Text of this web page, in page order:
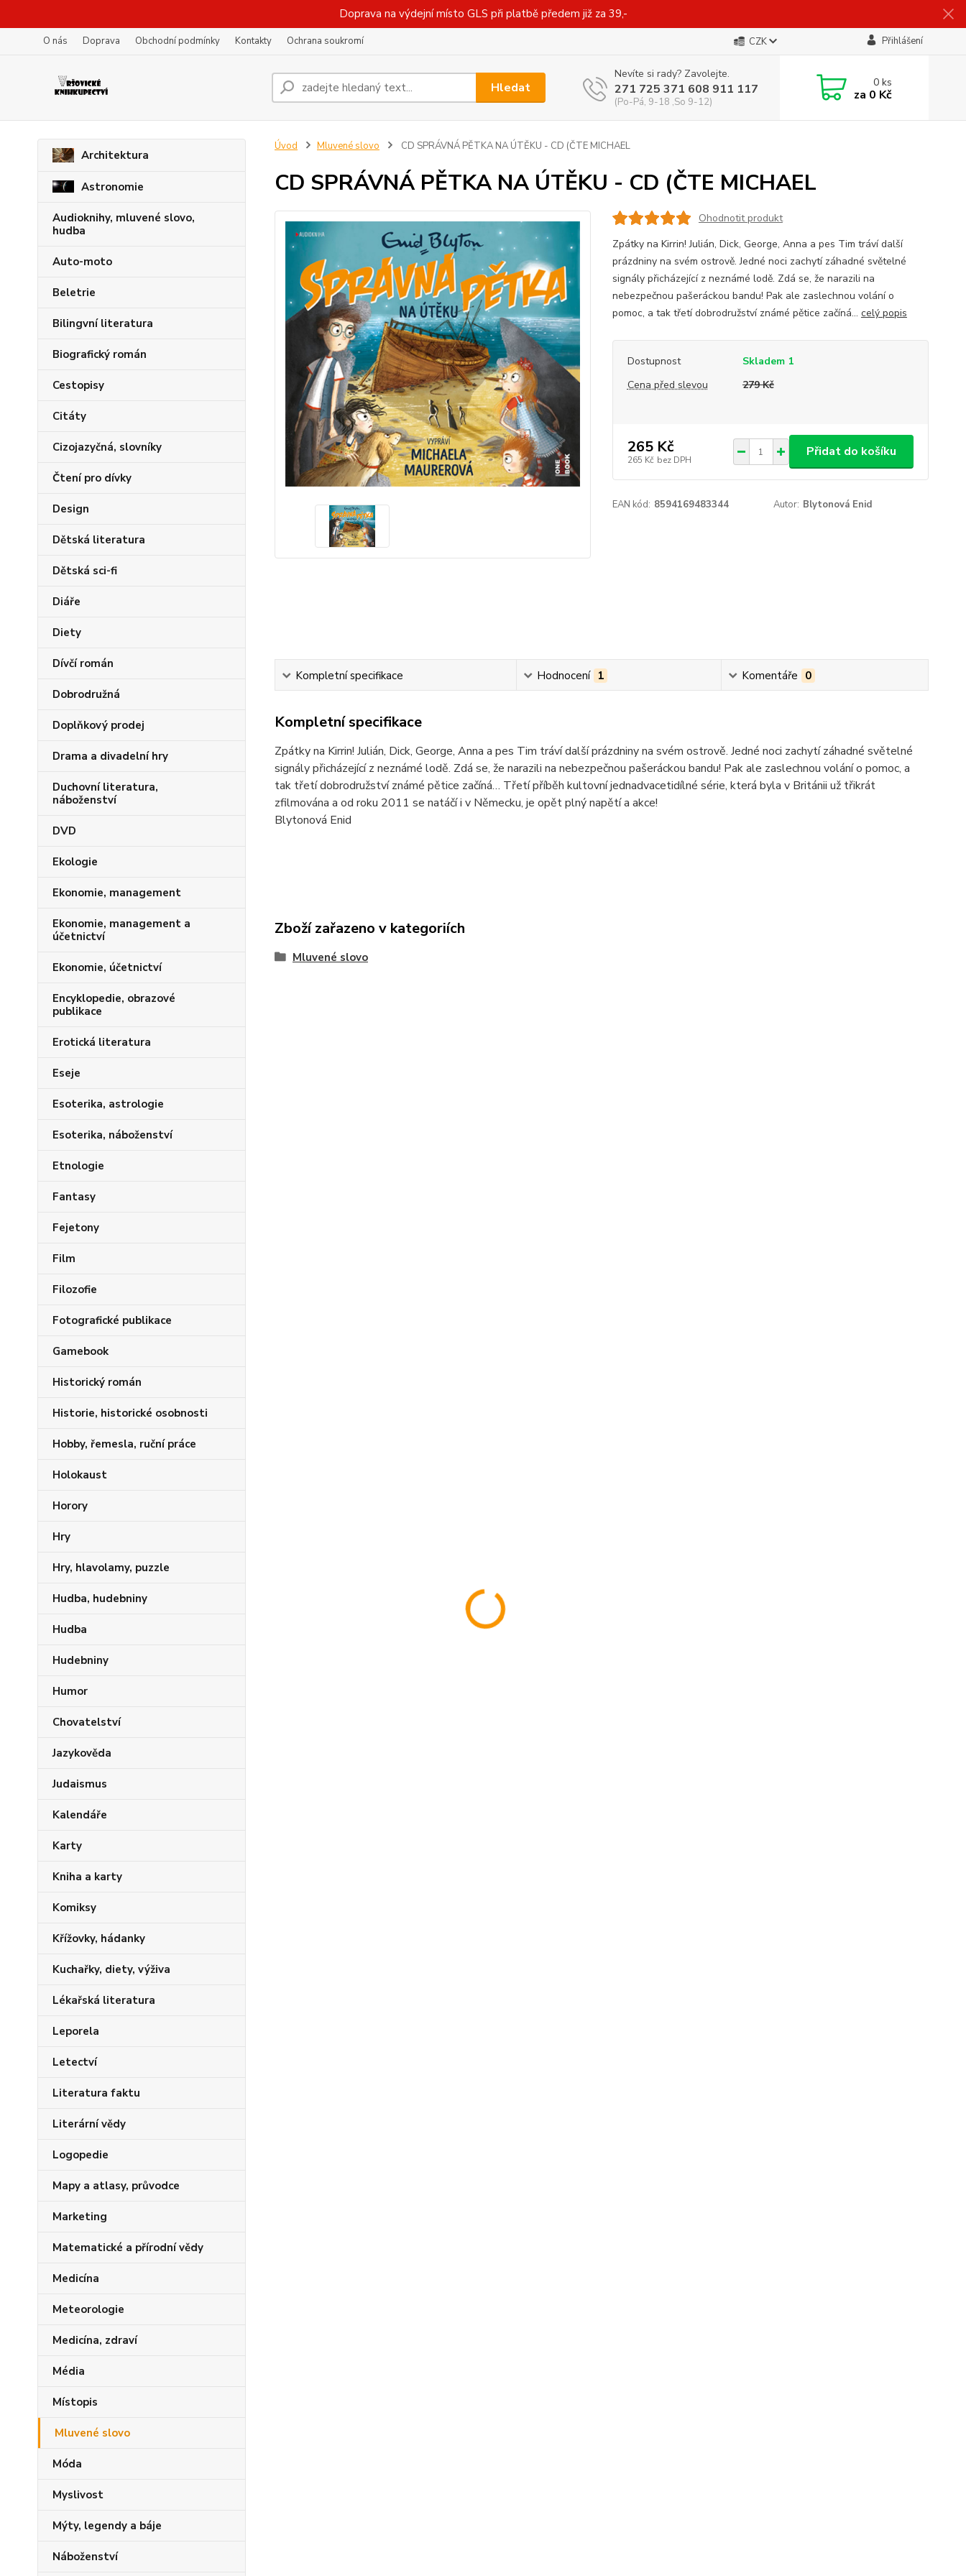
Doprava na výdejní místo GLS při platbě předem již za 39,-
O nás Doprava Obchodní podmínky Kontakty Ochrana soukromí CZK Přihlášení
Hledat
Nevíte si rady? Zavolejte.
271 725 371 608 911 117
(Po-Pá, 9-18 ,So 9-12)
0ks
za 0 Kč
Architektura
Astronomie
Audioknihy, mluvené slovo,
hudba
Auto-moto
Beletrie
Bilingvní literatura
Biografický román
Cestopisy
Citáty
Cizojazyčná, slovníky
Čtení pro dívky
Design
Dětská literatura
Dětská sci-fi
Diáře
Diety
Dívčí román
Dobrodružná
Doplňkový prodej
Drama a divadelní hry
Duchovní literatura,
náboženství
DVD
Ekologie
Ekonomie, management
Ekonomie, management a
účetnictví
Ekonomie, účetnictví
Encyklopedie, obrazové
publikace
Erotická literatura
Eseje
Esoterika, astrologie
Esoterika, náboženství
Etnologie
Fantasy
Fejetony
Film
Filozofie
Fotografické publikace
Gamebook
Historický román
Historie, historické osobnosti
Hobby, řemesla, ruční práce
Holokaust
Horory
Hry
Hry, hlavolamy, puzzle
Hudba, hudebniny
Hudba
Hudebniny
Humor
Chovatelství
Jazykověda
Judaismus
Kalendáře
Karty
Kniha a karty
Komiksy
Křížovky, hádanky
Kuchařky, diety, výživa
Lékařská literatura
Leporela
Letectví
Literatura faktu
Literární vědy
Logopedie
Mapy a atlasy, průvodce
Marketing
Matematické a přírodní vědy
Medicína
Meteorologie
Medicína, zdraví
Média
Místopis
Mluvené slovo
Móda
Myslivost
Mýty, legendy a báje
Náboženství
Úvod Mluvené slovo CD SPRÁVNÁ PĚTKA NA ÚTĚKU - CD (ČTE MICHAEL
CD SPRÁVNÁ PĚTKA NA ÚTĚKU - CD (ČTE MICHAEL
Ohodnotit produkt
Zpátky na Kirrin! Julián, Dick, George, Anna a pes Tim tráví další
prázdniny na svém ostrově. Jedné noci zachytí záhadné světelné
signály přicházející z neznámé lodě. Zdá se, že narazili na
nebezpečnou pašeráckou bandu! Pak ale zaslechnou volání o
pomoc, a tak třetí dobrodružství známé pětice začíná... celý popis
Dostupnost
Skladem 1
Cena před slevou
279 Kč
265 Kč
265 Kč bez DPH
Přidat do košíku
EAN kód: 8594169483344 Autor: Blytonová Enid
Kompletní specifikace Hodnocení 1 Komentáře 0
Kompletní specifikace
Zpátky na Kirrin! Julián, Dick, George, Anna a pes Tim tráví další prázdniny na svém ostrově. Jedné noci zachytí záhadné světelné
signály přicházející z neznámé lodě. Zdá se, že narazili na nebezpečnou pašeráckou bandu! Pak ale zaslechnou volání o pomoc, a
tak třetí dobrodružství známé pětice začíná… Třetí příběh kultovní jednadvacetidílné série, která byla v Británii už třikrát
zfilmována a od roku 2011 se natáčí i v Německu, je opět plný napětí a akce!
Blytonová Enid
Zboží zařazeno v kategoriích
Mluvené slovo